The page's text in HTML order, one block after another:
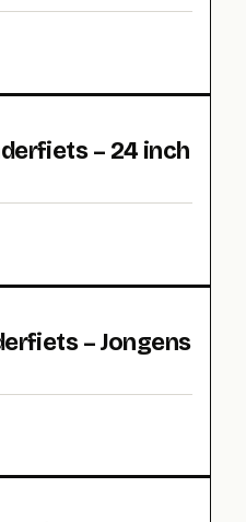
– 24 inch
– Jongens